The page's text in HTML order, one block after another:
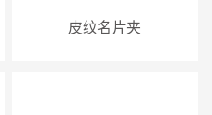
皮纹名片夹